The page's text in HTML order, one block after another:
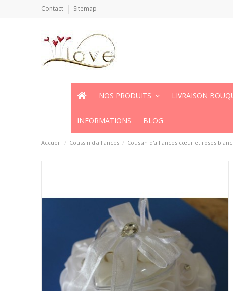
Contact Sitemap
NOS PRODUITS LIVRAISON
INFORMATIONS BLOG
Accueil Coussin d'alliances Coussin d'alliances cœur et roses